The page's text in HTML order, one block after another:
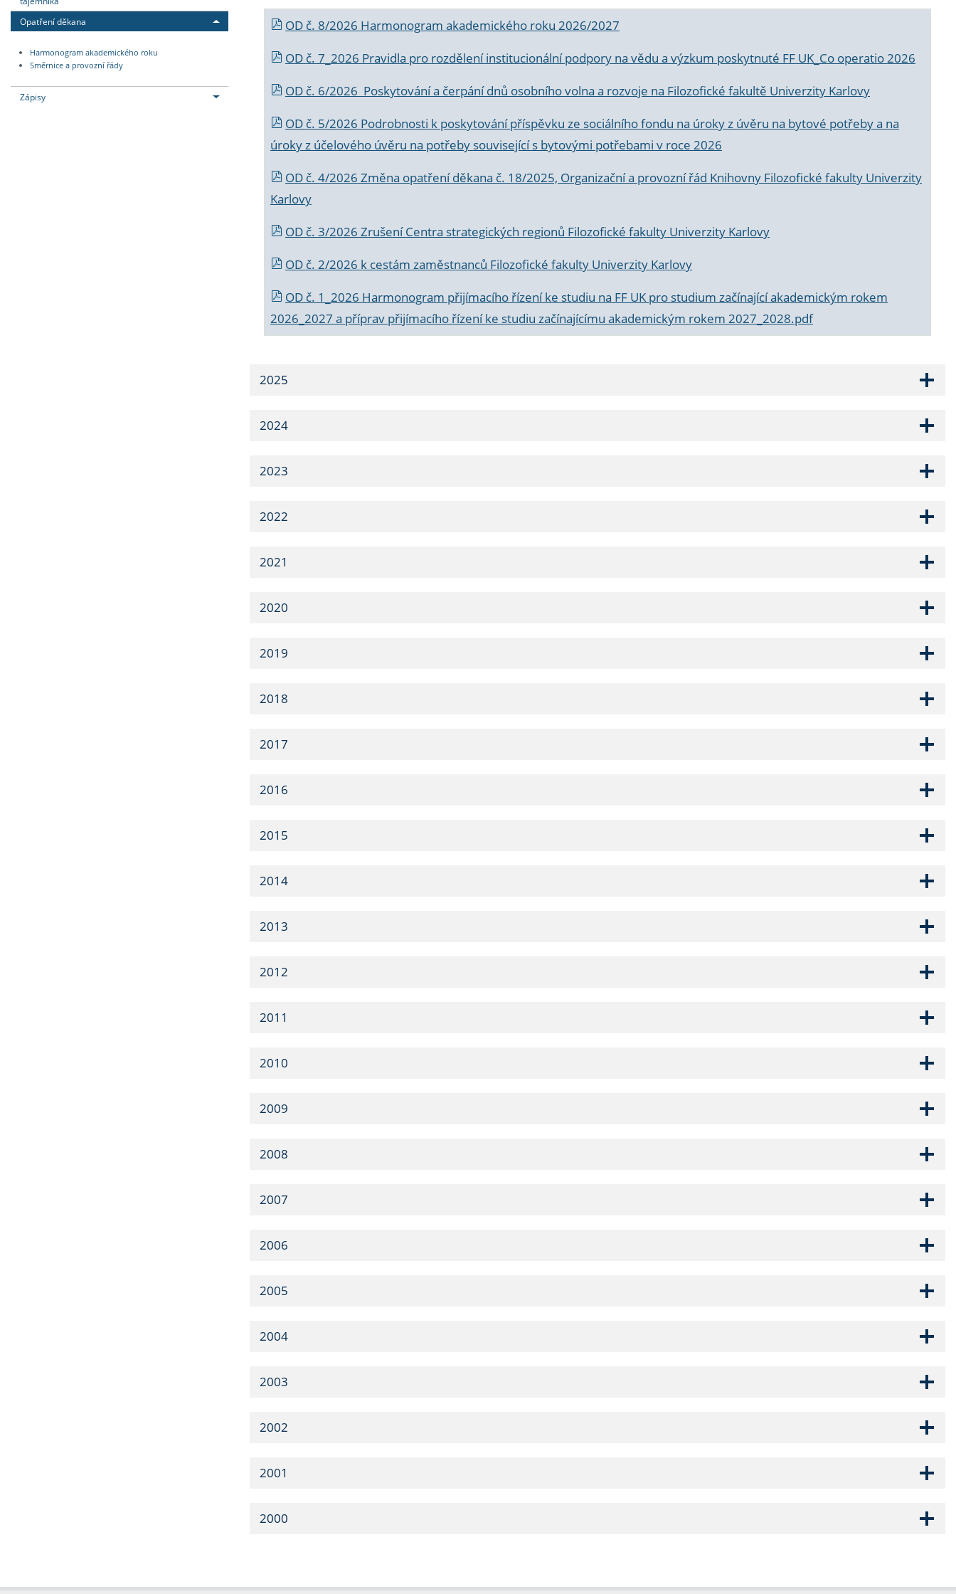
Opatření děkana
Harmonogram akademického roku
Směrnice a provozní řády
Zápisy
OD č. 8/2026 Harmonogram akademického roku 2026/2027
OD č. 7_2026 Pravidla pro rozdělení institucionální podpory na vědu a výzkum poskytnuté FF UK_Co operatio 2026
OD č. 6/2026 Poskytování a čerpání dnů osobního volna a rozvoje na Filozofické fakultě Univerzity Karlovy
OD č. 5/2026 Podrobnosti k poskytování příspěvku ze sociálního fondu na úroky z úvěru na bytové potřeby a na
úroky z účelového úvěru na potřeby související s bytovými potřebami v roce 2026
OD č. 4/2026 Změna opatření děkana č. 18/2025, Organizační a provozní řád Knihovny Filozofické fakulty Univerzity
Karlovy
OD č. 3/2026 Zrušení Centra strategických regionů Filozofické fakulty Univerzity Karlovy
OD č. 2/2026 k cestám zaměstnanců Filozofické fakulty Univerzity Karlovy
OD č. 1_2026 Harmonogram přijímacího řízení ke studiu na FF UK pro studium začínající akademickým rokem
2026_2027 a příprav přijímacího řízení ke studiu začínajícímu akademickým rokem 2027_2028.pdf
2025
2024
2023
2022
2021
2020
2019
2018
2017
2016
2015
2014
2013
2012
2011
2010
2009
2008
2007
2006
2005
2004
2003
2002
2001
2000